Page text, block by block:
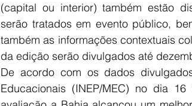
(capital ou interior) também estão
serão tratados em evento público,
também as informações contextuais
da edição serão divulgados até
De acordo com os dados
Educacionais (INEP/MEC) no dia